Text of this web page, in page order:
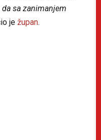
sa zanimanjem
je župan.